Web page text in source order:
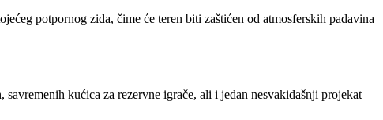
potpornog zida, čime će teren biti zaštićen od atmosferskih padavina
kućica za rezervne igrače, ali i jedan nesvakidašnji projekat –